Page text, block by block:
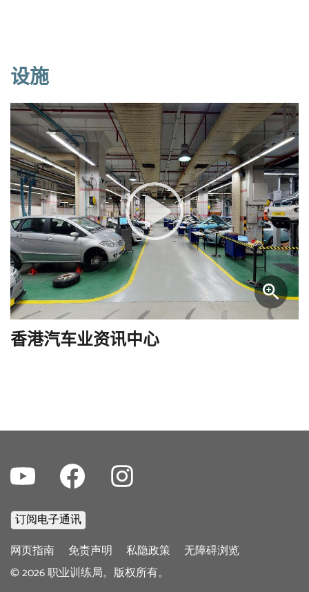
设施
香港汽车业资讯中心
Footer
menu
网页指南 免责声明 私隐政策
无障碍浏览
©2026职业训练局。版权所有。
Youtube Facebook